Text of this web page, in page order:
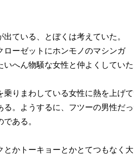
ている、とぼくは考えていた。
ローゼットにホンモノのマシンガ
へん物騒な女性と仲よくしていた
りまわしている女性に熱を上げ
る。ようするに、フツーの男性だ
ある。
かトーキョーとかとてつもなく